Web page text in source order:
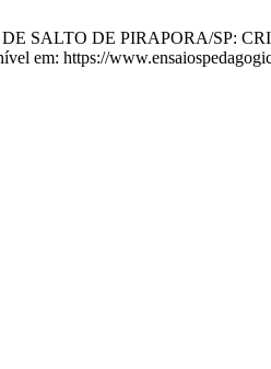
SALTO DE PIRAPORA/SP:
em: https://